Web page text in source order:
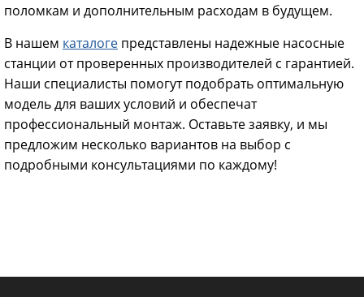
поломкам и дополнительным расходам в будущем.
В нашем каталоге представлены надежные насосные
станции от проверенных производителей с гарантией.
Наши специалисты помогут подобрать оптимальную
модель для ваших условий и обеспечат
профессиональный монтаж. Оставьте заявку, и мы
предложим несколько вариантов на выбор с
подробными консультациями по каждому!